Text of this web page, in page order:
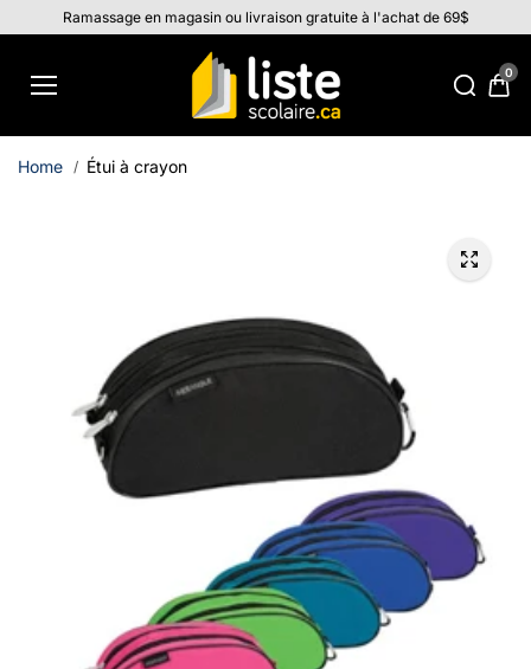
Aller au
contenu
Ramassage en magasin ou livraison gratuite à l'achat de 69$
0
Home Étui à crayon